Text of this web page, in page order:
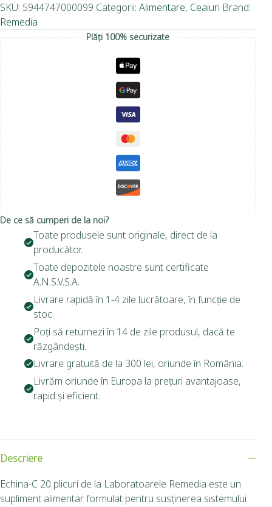
SKU: 5944747000099 Categorii: Alimentare, Ceaiuri Brand:
Remedia
Plăți 100% securizate
De ce să cumperi de la noi?
Toate produsele sunt originale, direct de la
producător.
Toate depozitele noastre sunt certificate
A.N.S.V.S.A.
Livrare rapidă în 1-4 zile lucrătoare, în funcție de
stoc.
Poți să returnezi în 14 de zile produsul, dacă te
răzgândești.
Livrare gratuită de la 300 lei, oriunde în România.
Livrăm oriunde în Europa la prețuri avantajoase,
rapid și eficient.
Descriere
Echina-C 20 plicuri de la Laboratoarele Remedia este un
supliment alimentar formulat pentru susținerea sistemului